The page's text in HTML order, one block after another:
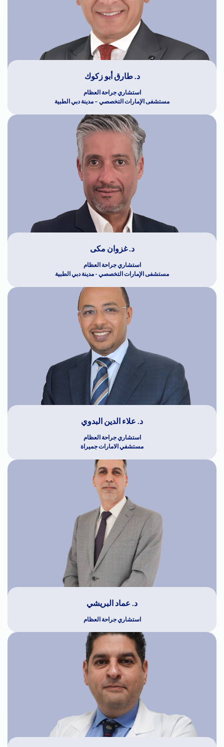
د. طارق أبو زكوك
استشاري جراحة العظام
مستشفى الإمارات التخصصي – مدينة دبي الطبية
د. غزوان مكى
استشاري جراحة العظام
مستشفى الإمارات التخصصي - مدينة دبي الطبية
د. علاء الدين البدوي
استشاري جراحة العظام
مستشفي الامارات جميراة
د. عماد البريشي
استشاري جراحة العظام